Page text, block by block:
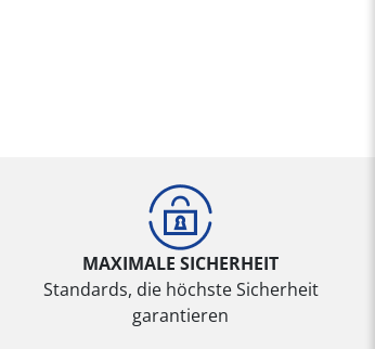
MAXIMALE SICHERHEIT
Standards, die höchste Sicherheit
garantieren